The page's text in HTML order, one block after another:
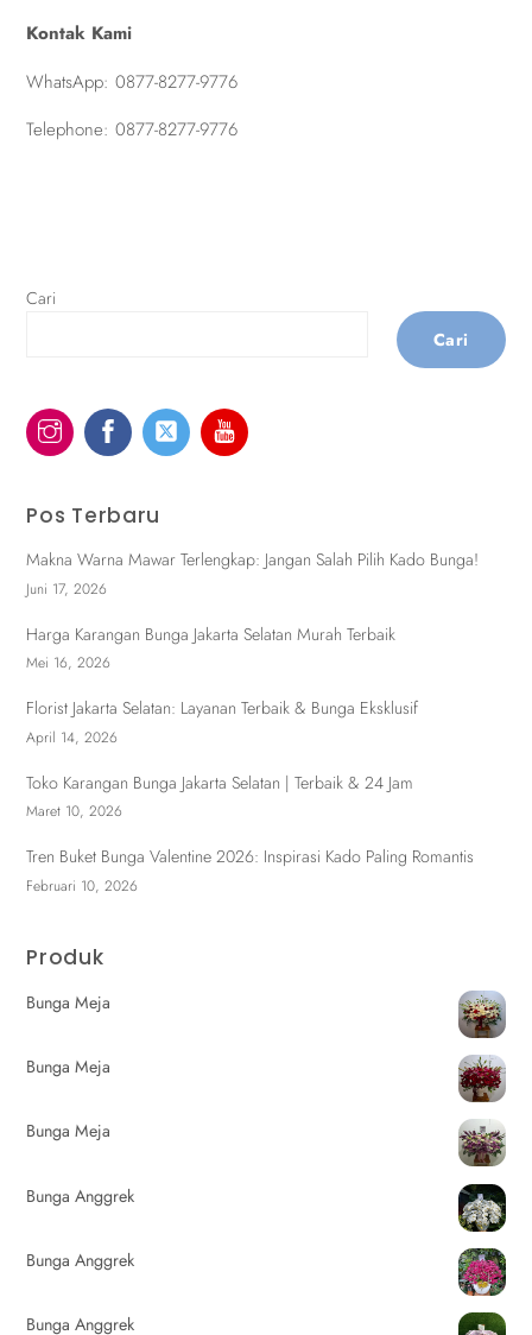
Kontak Kami
WhatsApp:0877-8277-9776
Telephone:0877-8277-9776
Cari
Cari
Pos Terbaru
Makna Warna Mawar Terlengkap: Jangan Salah Pilih Kado Bunga!
Juni 17, 2026
Harga Karangan Bunga Jakarta Selatan Murah Terbaik
Mei 16, 2026
Florist Jakarta Selatan: Layanan Terbaik & Bunga Eksklusif
April 14, 2026
Toko Karangan Bunga Jakarta Selatan | Terbaik & 24 Jam
Maret 10, 2026
Tren Buket Bunga Valentine 2026: Inspirasi Kado Paling Romantis
Februari 10, 2026
Produk
Bunga Meja
Bunga Meja
Bunga Meja
Bunga Anggrek
Bunga Anggrek
Bunga Anggrek